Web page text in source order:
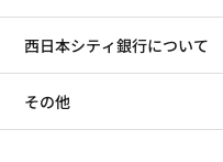
西日本シティ銀行について
その他